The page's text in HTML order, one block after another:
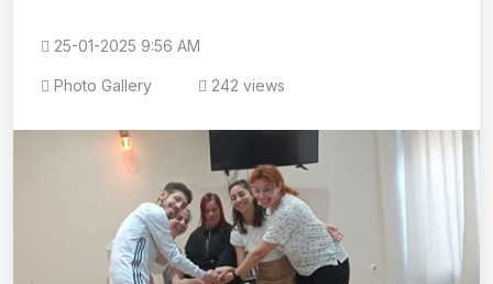
25-01-2025 9:56 AM
Photo Gallery 242 views